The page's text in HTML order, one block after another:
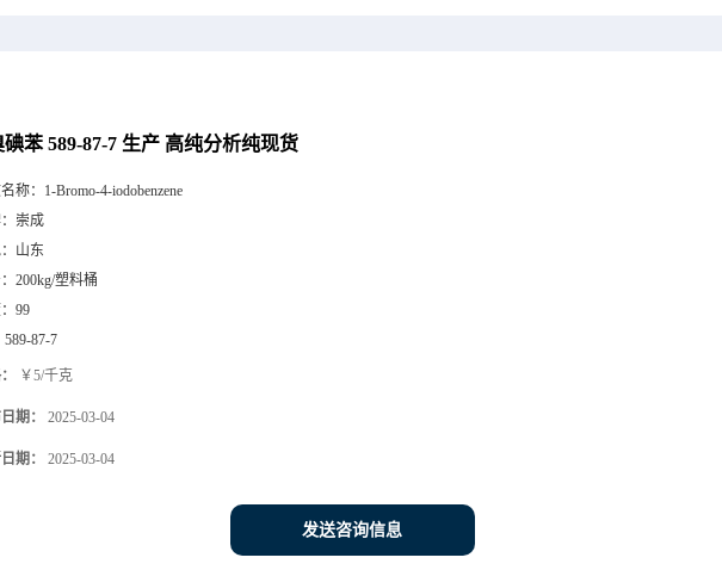
苯 589-87-7 生产 高纯分析纯现货
称： 1-Bromo-4-iodobenzene
崇成
山东
200kg/塑料桶
99
589-87-7
￥5/千克
期： 2025-03-04
期： 2025-03-04
发送咨询信息